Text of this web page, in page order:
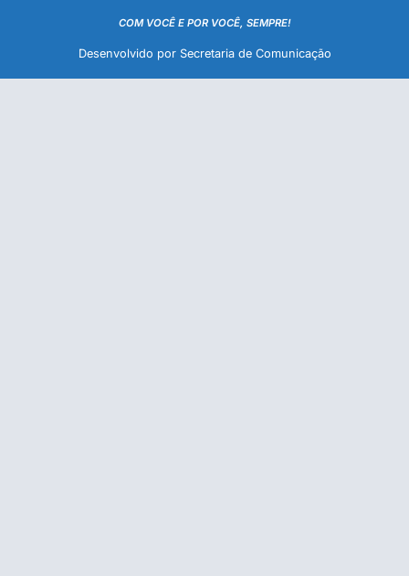
COM VOCÊ E POR VOCÊ, SEMPRE!
Desenvolvido por Secretaria de Comunicação